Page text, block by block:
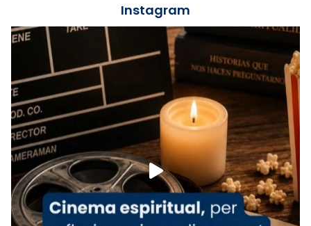
Recupera l'entrevista comp
Vatican
tican News 👇
www.vaticannews.va/es/iglesia/news/2026-
07/carmina-historia-depresion-papa-viaje-
espana-testimoni...
Foto
View on Facebook · Share
Arquebisbat de Barcelona
2 weeks ago
Instagram